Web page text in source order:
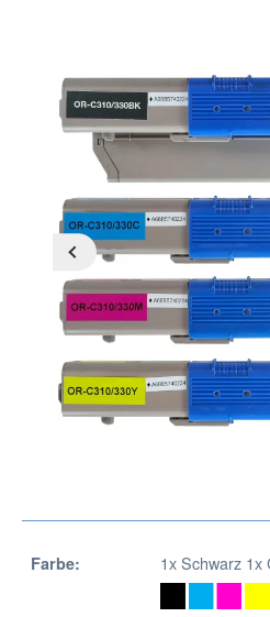
Farbe: 1x Schwarz 1x